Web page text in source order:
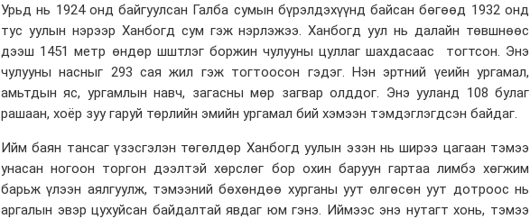
Урьд нь 1924 онд байгуулсан Галба сумын бүрэлдэхүүнд байсан бөгөөд 1932 онд
тус уулын нэрээр Ханбогд сум гэж нэрлэжээ. Ханбогд уул нь далайн төвшнөөс
дээш 1451 метр өндөр шштлэг боржин чулууны цуллаг шахдасаас тогтсон. Энэ
чулууны насныг 293 сая жил гэж тогтоосон гэдэг. Нэн эртний үеийн ургамал,
амьтдын яс, ургамлын навч, загасны мөр загвар олддог. Энэ ууланд 108 булаг
рашаан, хоёр зуу гаруй төрлийн эмийн ургамал бий хэмээн тэмдэглэгдсэн байдаг.
Ийм баян тансаг үзэсгэлэн төгөлдөр Ханбогд уулын эзэн нь ширээ цагаан тэмээ
унасан ногоон торгон дээлтэй хөрслөг бор охин баруун гартаа лимбэ хөгжим
барьж үлээн аялгуулж, тэмээний бөхөндөө хурганы уут өлгөсөн уут дотроос нь
аргалын эвэр цухуйсан байдалтай явдаг юм гэнэ. Иймээс энэ нутагт хонь, тэмээ